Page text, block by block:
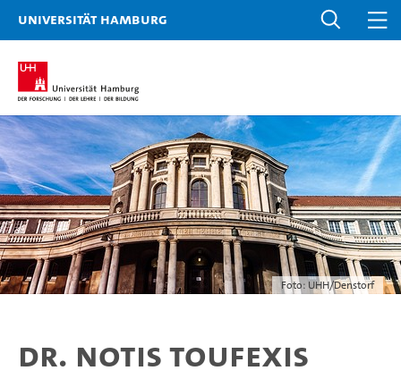
Universität Hamburg
Foto: UHH/Denstorf
Dr. Notis Toufexis